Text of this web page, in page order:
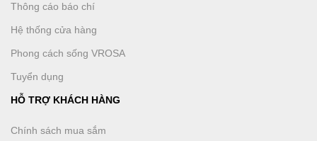
Thông cáo báo chí
Hệ thống cửa hàng
Phong cách sống VROSA
Tuyển dụng
HỖ TRỢ KHÁCH HÀNG
Chính sách mua sắm